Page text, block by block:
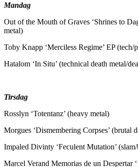
Mandag
Out of the Mouth of Graves ‘Shrines to
metal)
Toby Knapp ‘Merciless Regime’ EP (tech/
Hatalom ‘In Situ’ (technical death metal/
Tirsdag
Rosslyn ‘Totentanz’ (heavy metal)
Morgues ‘Dismembering Corpses’ (brutal
Impaled Divinty ‘Feculent Mutation’
Marcel Verand Memorias de un Despertar